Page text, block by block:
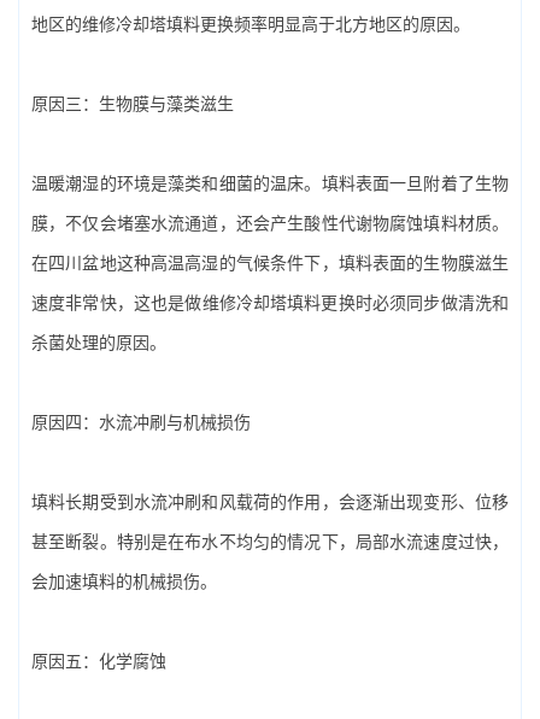
地区的‌维修冷却塔填料更换‌频率明显高于北方地区的原因。
原因三：生物膜与藻类滋生
温暖潮湿的环境是藻类和细菌的温床。填料表面一旦附着了生物
膜，不仅会堵塞水流通道，还会产生酸性代谢物腐蚀填料材质。
在四川盆地这种高温高湿的气候条件下，填料表面的生物膜滋生
速度非常快，这也是做‌维修冷却塔填料更换‌时必须同步做清洗和
杀菌处理的原因。
原因四：水流冲刷与机械损伤
填料长期受到水流冲刷和风载荷的作用，会逐渐出现变形、位移
甚至断裂。特别是在布水不均匀的情况下，局部水流速度过快，
会加速填料的机械损伤。
原因五：化学腐蚀